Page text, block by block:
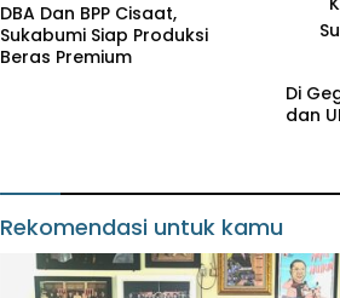
DBA Dan BPP Cisaat,
Sukabumi Siap Produksi
Beras Premium
Di
dan
Rekomendasi untuk kamu